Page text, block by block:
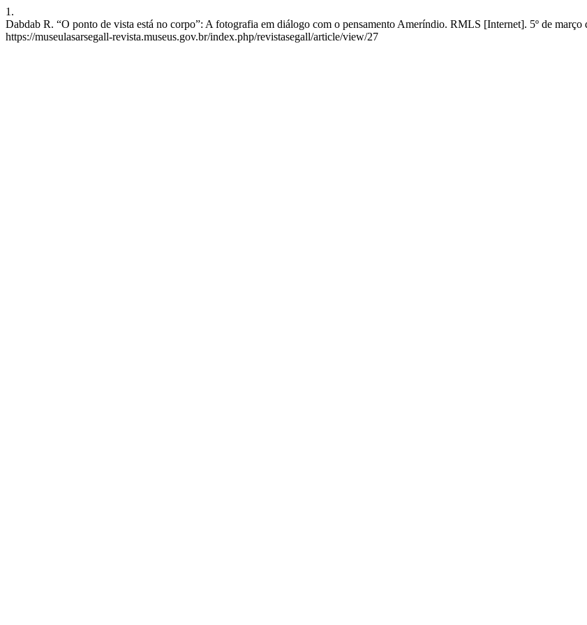
1.
Dabdab R. “O ponto de vista está no corpo”: A fotografia em diálogo com o pensamento Ameríndio. RMLS [Internet]. 5º de
https://museulasarsegall-revista.museus.gov.br/index.php/revistasegall/article/view/27